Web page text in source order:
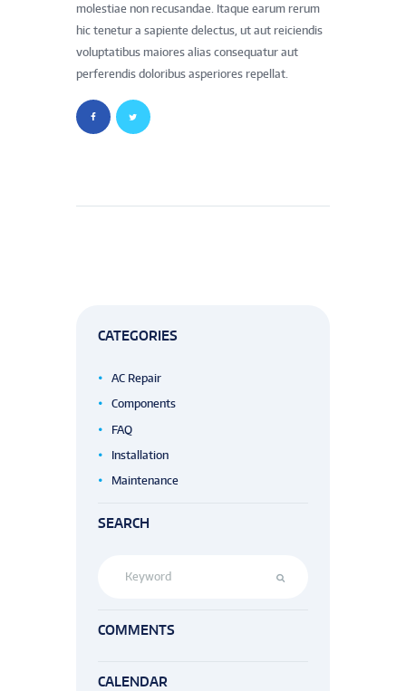
molestiae non recusandae. Itaque earum rerum
hic tenetur a sapiente delectus, ut aut reiciendis
voluptatibus maiores alias consequatur aut
perferendis doloribus asperiores repellat.
CATEGORIES
AC Repair
Components
FAQ
Installation
Maintenance
SEARCH
COMMENTS
CALENDAR